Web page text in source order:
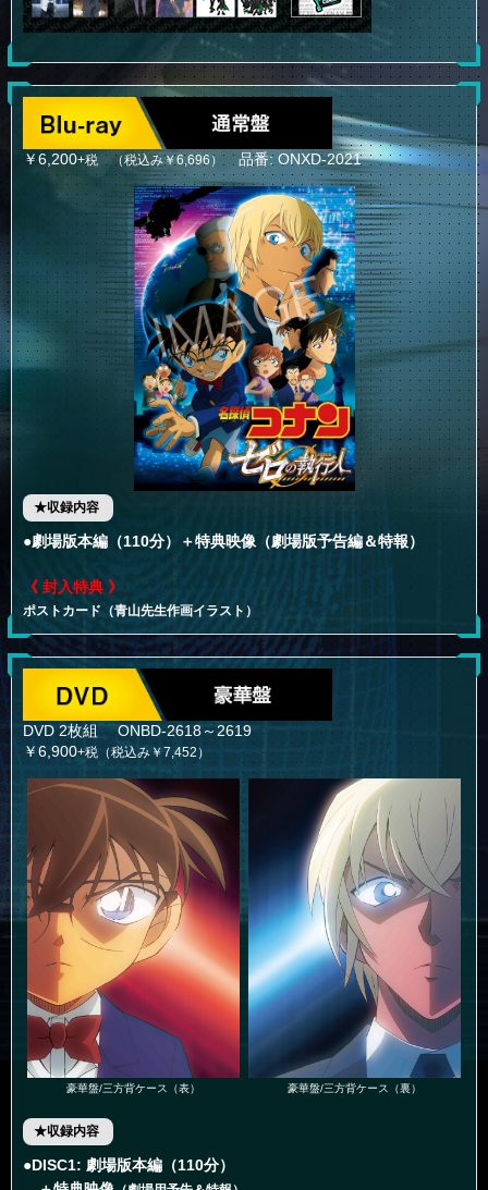
￥6,200+税 （税込み￥6,696） 品番: ONXD-2021
★収録内容
●劇場版本編（110分）＋特典映像（劇場版予告編＆特報）
《 封入特典 》
ポストカード（青山先生作画イラスト）
DVD 2枚組 ONBD-2618～2619
￥6,900+税（税込み￥7,452）
豪華盤/三方背ケース（表） 豪華盤/三方背ケース（裏）
★収録内容
●DISC1: 劇場版本編（110分）